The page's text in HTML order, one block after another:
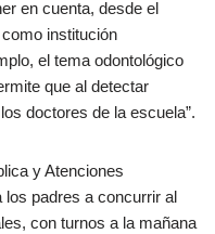
en cuenta, desde el
institución
el tema odontológico
que al detectar
doctores de la escuela”.
y Atenciones
los padres a concurrir al
con turnos a la mañana